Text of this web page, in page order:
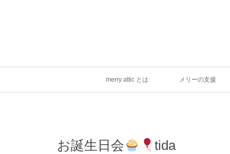
merry attic とは メリーの支援
お誕生日会 tida